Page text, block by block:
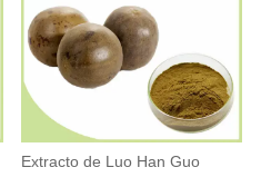
Extracto de Luo Han Guo